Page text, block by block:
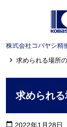
株式会社コバヤシ精
求められる場所
求められ
calendar_today 2022年1月28日